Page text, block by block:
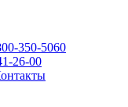
350-5060
26-00